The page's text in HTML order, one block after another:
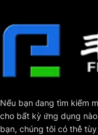
Nếu bạn đang tìm kiếm
cho bất kỳ ứng dụng
bạn, chúng tôi có thể